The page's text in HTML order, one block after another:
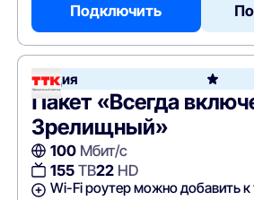
Подключить
Акция
Пакет «Всегда
Зрелищный»
100Мбит/с
155ТВ22HD
Wi-Fi роутер можно добавить к